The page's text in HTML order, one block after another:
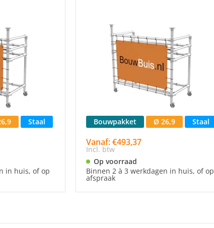
Staal
in huis, of op
Bouwpakket Ø 26,9 Staal
Vanaf: €493,37
Incl. btw
Op voorraad
Binnen 2 à 3 werkdagen in huis, of op
afspraak